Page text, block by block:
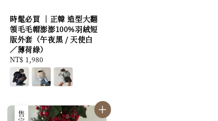
時髦必買 ｜正韓 造型大翻
領毛毛帽澎澎100%羽絨短
版外套（午夜黑 / 天使白
／薄荷綠）
Regular
price
NT$ 1,980
售完